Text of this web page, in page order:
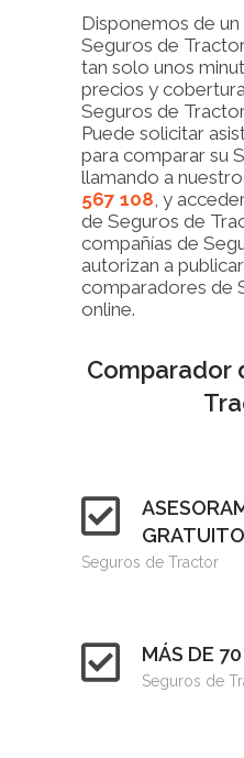
Disponemos de
Seguros de
tan solo unos
precios y
Seguros de
Puede solicitar
para comparar su
llamando a
567 108, y
de Seguros de
compañías de
autorizan a
comparadores de
online.
Comparador
GRATUITO
Seguros de Tractor
MÁS DE
Seguros de